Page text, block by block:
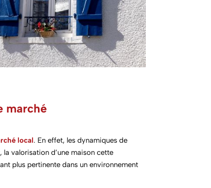
marché
local. En effet, les dynamiques de
la valorisation d’une maison cette
plus pertinente dans un environnement